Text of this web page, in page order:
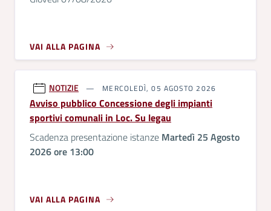
VAI ALLA PAGINA
NOTIZIE MERCOLEDÌ, 05 AGOSTO 2026
Avviso pubblico Concessione degli impianti
sportivi comunali in Loc. Su legau
Scadenza presentazione istanze Martedì 25 Agosto
2026 ore 13:00
VAI ALLA PAGINA